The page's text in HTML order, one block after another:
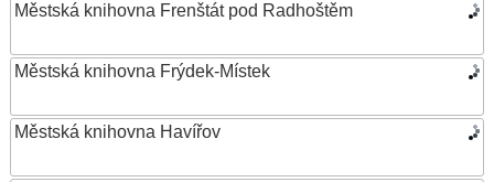
Městská knihovna Frenštát pod Radhoštěm
Městská knihovna Frýdek-Místek
Městská knihovna Havířov